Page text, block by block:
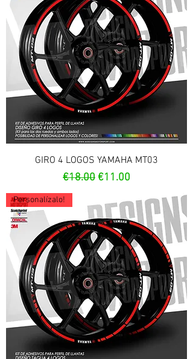
GIRO 4 LOGOS YAMAHA MT03
Regular Price
€18.00Sale Price
€11.00
Personalízalo!